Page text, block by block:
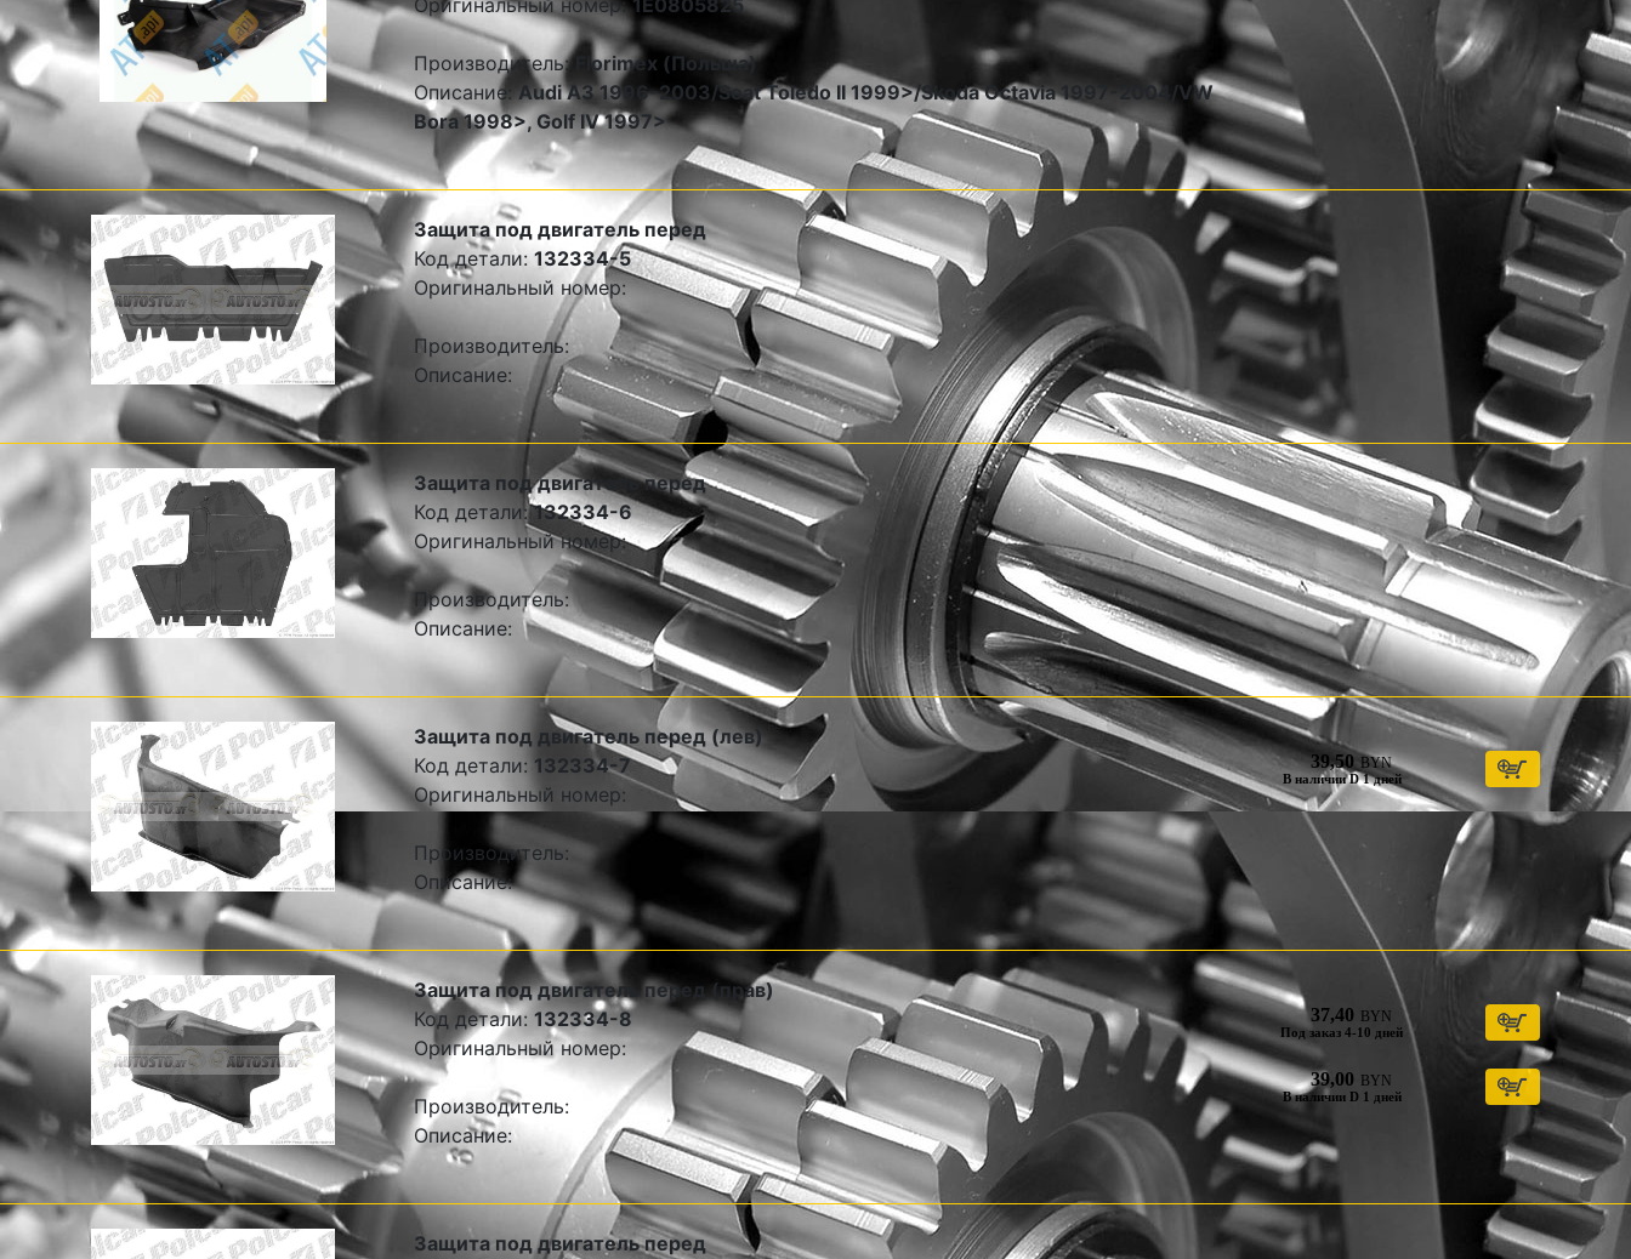
Оригинальный номер:1E0805825
Производитель: Florimex (Польша)
Описание:Audi A3 1996-2003/Seat Toledo II 1999>/Skoda Octavia 1997-2004/VW
Bora 1998>, Golf IV 1997>
Защита под двигатель перед
Код детали: 132334-5
Оригинальный номер:
Производитель:
Описание:
Защита под двигатель перед
Код детали:132334-6
Оригинальный номер:
Производитель:
Описание:
Защита под двигатель перед (лев)
Код детали: 132334-7
Оригинальный номер:
Производитель:
Описание:
В наличии D 1 дней
39,50 BYN
Защита под двигатель перед (прав)
Код детали: 132334-8
Оригинальный номер:
Производитель:
Описание:
Под заказ 4-10 дней
37,40 BYN
В наличии D 1 дней
39,00 BYN
Защита под двигатель перед